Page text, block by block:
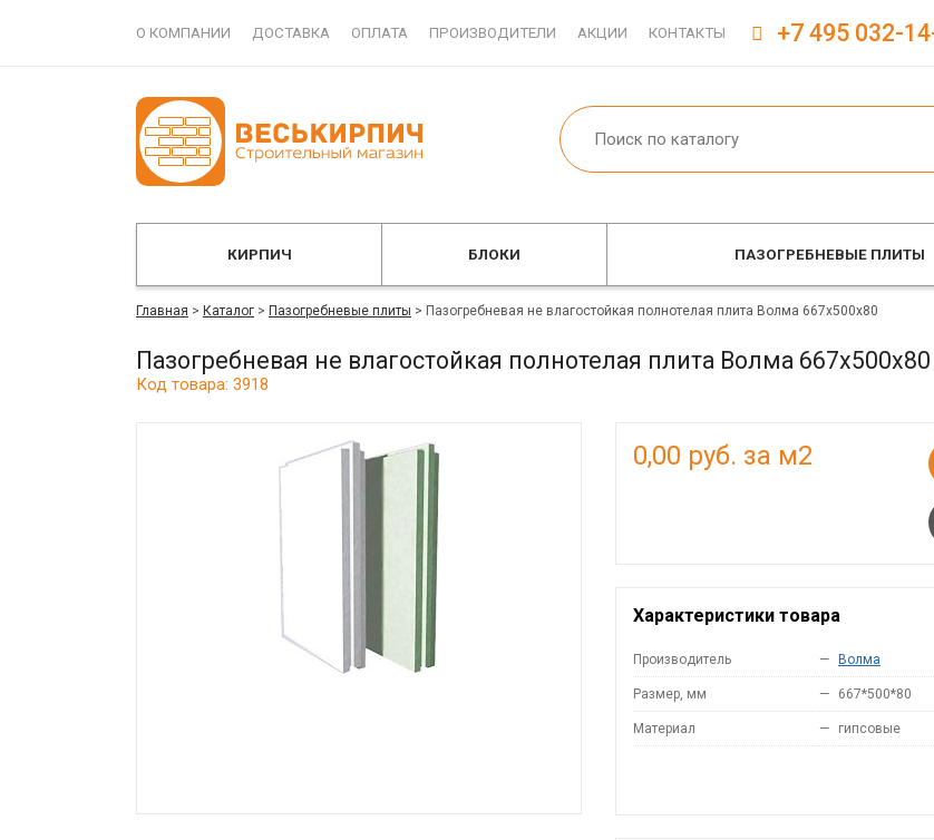
О КОМПАНИИ ДОСТАВКА ОПЛАТА ПРОИЗВОДИТЕЛИ АКЦИИ КОНТАКТЫ +7 495 032-
КИРПИЧ БЛОКИ ПАЗОГРЕБНЕВЫЕ ПЛИТЫ
Главная > Каталог > Пазогребневые плиты > Пазогребневая не влагостойкая полнотелая плита Волма 667х500х80
Пазогребневая не влагостойкая полнотелая плита Волма 667х500х80
Код товара: 3918
0,00 руб. за м2
Характеристики товара
Производитель — Волма
Размер, мм — 667*500*80
Материал — гипсовые